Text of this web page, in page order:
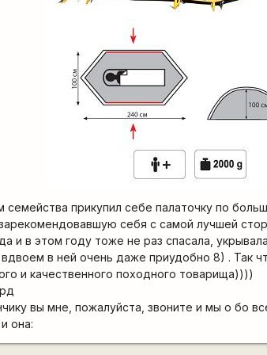
семейства прикупил себе палаточку по
себя с самой лучшей
и в этом году тоже не раз спасала,
в ней очень даже приудобно 8) . Так
и качественного походного товарища))))
вы мне, пожалуйста, звоните и мы о бо
она: